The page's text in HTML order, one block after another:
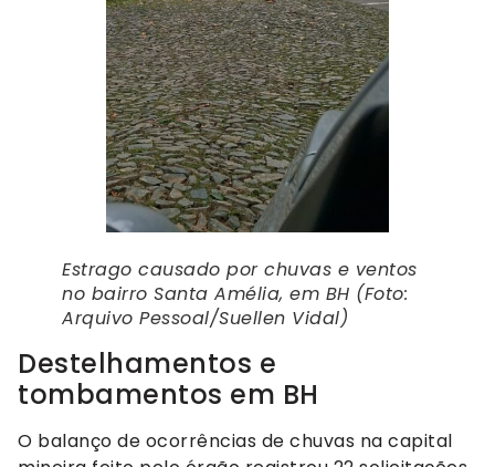
Estrago causado por chuvas e ventos
no bairro Santa Amélia, em BH (Foto:
Arquivo Pessoal/Suellen Vidal)
Destelhamentos e
tombamentos em BH
O balanço de ocorrências de chuvas na capital